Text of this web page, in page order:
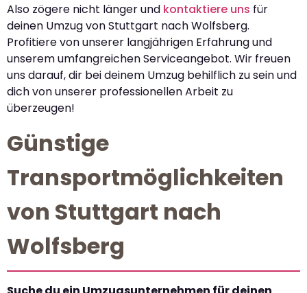
Also zögere nicht länger und kontaktiere uns für
deinen Umzug von Stuttgart nach Wolfsberg.
Profitiere von unserer langjährigen Erfahrung und
unserem umfangreichen Serviceangebot. Wir freuen
uns darauf, dir bei deinem Umzug behilflich zu sein und
dich von unserer professionellen Arbeit zu
überzeugen!
Günstige
Transportmöglichkeiten
von Stuttgart nach
Wolfsberg